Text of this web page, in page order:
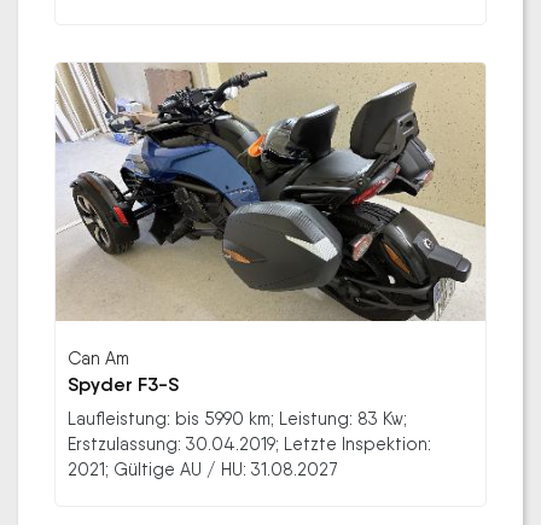
Can Am
Spyder F3-S
Laufleistung: bis 5990 km; Leistung: 83 Kw;
Erstzulassung: 30.04.2019; Letzte Inspektion:
2021; Gültige AU / HU: 31.08.2027